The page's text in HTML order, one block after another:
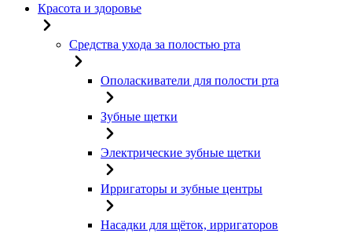
Красота и здоровье
Средства ухода за полостью рта
Ополаскиватели для полости рта
Зубные щетки
Электрические зубные щетки
Ирригаторы и зубные центры
Насадки для щёток, ирригаторов